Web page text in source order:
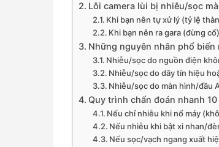
Lỗi camera lùi bị nhiễu/sọc
Khi bạn nên tự xử lý (tỷ lệ
Khi bạn nên ra gara (đừng cố)
Những nguyên nhân phổ
Nhiễu/sọc do nguồn điện
Nhiễu/sọc do dây tín hiệu
Nhiễu/sọc do màn hình/đầu
Quy trình chẩn đoán nhanh
Nếu chỉ nhiễu khi nổ máy
Nếu nhiễu khi bật xi nhan/
Nếu sọc/vạch ngang xuất